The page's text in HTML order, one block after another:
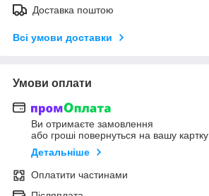
Доставка поштою
Всі умови доставки
Умови оплати
Ви отримаєте замовлення
або гроші повернуться на вашу картку
Детальніше
Оплатити частинами